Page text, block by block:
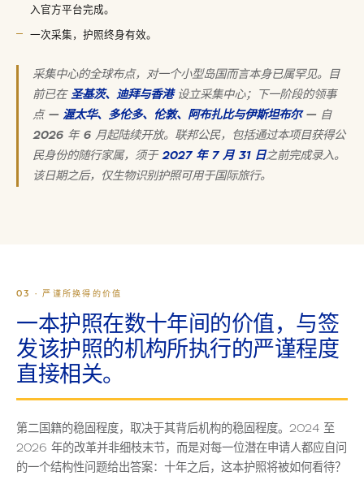
入官方平台完成。
一次采集，护照终身有效。
采集中心的全球布点，对一个小型岛国而言本身已属罕见。目
前已在圣基茨、迪拜与香港设立采集中心；下一阶段的领事
点 — 渥太华、多伦多、伦敦、阿布扎比与伊斯坦布尔— 自
2026 年 6 月起陆续开放。联邦公民，包括通过本项目获得公
民身份的随行家属，须于2027 年 7 月 31 日之前完成录入。
该日期之后，仅生物识别护照可用于国际旅行。
03 · 严谨所换得的价值
一本护照在数十年间的价值，与签
发该护照的机构所执行的严谨程度
直接相关。
第二国籍的稳固程度，取决于其背后机构的稳固程度。2024 至
2026 年的改革并非细枝末节，而是对每一位潜在申请人都应自问
的一个结构性问题给出答案：十年之后，这本护照将被如何看待？